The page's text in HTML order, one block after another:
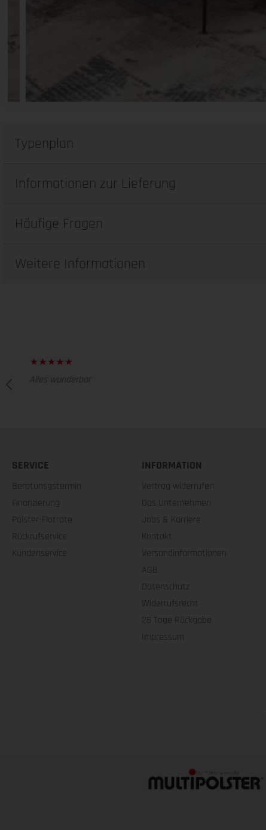
Typenplan
Informationen zur Lieferung
Häufige Fragen
Weitere Informationen
Alles wunderbar
SERVICE
Beratunsgstermin
Finanzierung
Polster-Flatrate
Rückrufservice
Kundenservice
INFORMATION
Vertrag widerrufen
Das Unternehmen
Jobs & Karriere
Kontakt
Versandinformationen
AGB
Datenschutz
Widerrufsrecht
28 Tage Rückgabe
Impressum